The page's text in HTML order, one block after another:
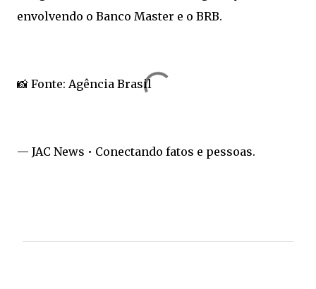
envolvendo o Banco Master e o BRB.
📸 Fonte: Agência Brasil
— JAC News • Conectando fatos e pessoas.